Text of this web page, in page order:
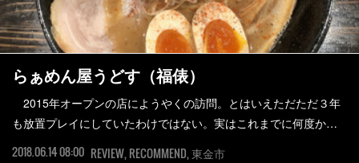
らぁめん屋うどす（福俵）
2015年オープンの店にようやくの訪問。とはいえただただ３年
も放置プレイにしていたわけではない。実はこれまでに何度か…
2018.06.14 08:00 REVIEW RECOMMEND 東金市